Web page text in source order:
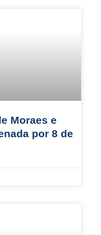
Moraes e
por 8 de